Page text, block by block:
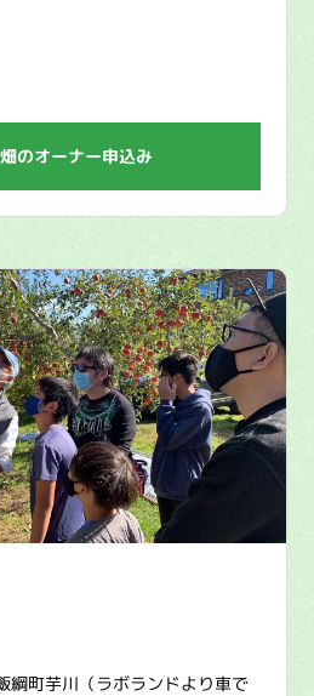
のオーナー申込み
綱町芋川（ラボランドより車で